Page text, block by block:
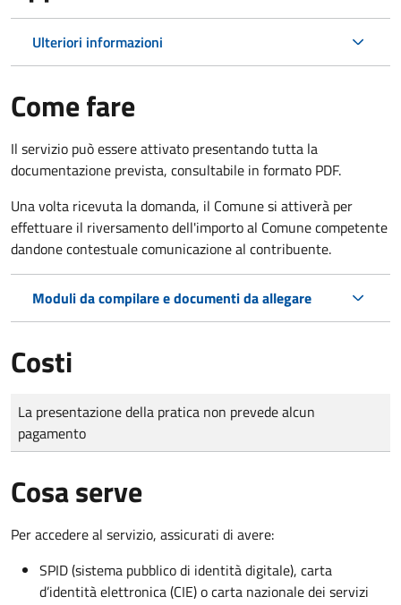
Ulteriori informazioni
Come fare
Il servizio può essere attivato presentando tutta la
documentazione prevista, consultabile in formato PDF.
Una volta ricevuta la domanda, il Comune si attiverà per
effettuare il riversamento dell'importo al Comune competente
dandone contestuale comunicazione al contribuente.
Moduli da compilare e documenti da allegare
Costi
Tipo di pagamento
Importo
La presentazione della pratica non prevede alcun
pagamento
Cosa serve
Per accedere al servizio, assicurati di avere:
SPID (sistema pubblico di identità digitale), carta
d’identità elettronica (CIE) o carta nazionale dei servizi